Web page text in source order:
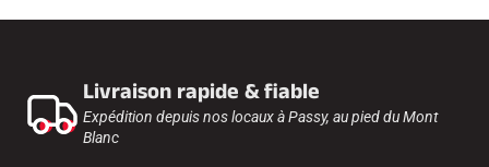
Livraison rapide & fiable
Expédition depuis nos locaux à Passy, au pied du Mont
Blanc